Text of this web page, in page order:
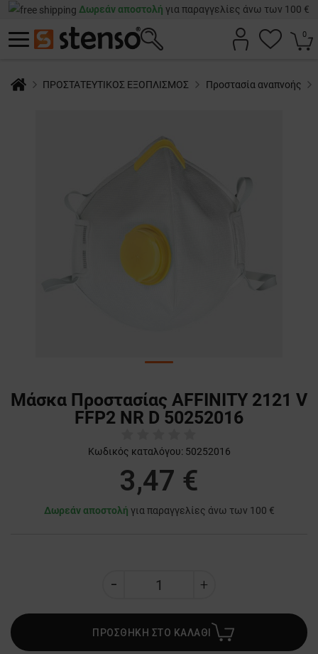
Δωρεάν αποστολή για παραγγελίες άνω των 100 €
0
ΠΡΟΣΤΑΤΕΥΤΙΚΟΣ ΕΞΟΠΛΙΣΜΟΣ Προστασία αναπνοής
Μάσκα Προστασίας AFFINITY 2121 V
FFP2 NR D 50252016
Κωδικός καταλόγου: 50252016
3,47 €
Δωρεάν αποστολή για παραγγελίες άνω των 100 €
ΠΡΟΣΘΗΚΗ ΣΤΟ ΚΑΛΑΘΙ